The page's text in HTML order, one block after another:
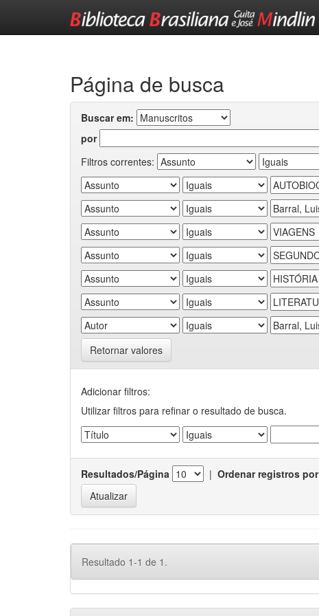
Página de busca
Buscar em:
por
Filtros correntes:
Retornar valores
Adicionar filtros:
Utilizar filtros para refinar o resultado de busca.
Resultados/Página | Ordenar registros por
Resultado 1-1 de 1.